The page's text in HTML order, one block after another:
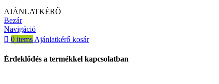
AJÁNLATKÉRŐ
Bezár
Navigáció
0 items Ajánlatkérő kosár
Érdeklődés a termékkel kapcsolatban